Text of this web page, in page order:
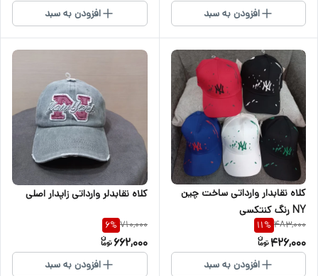
افزودن به سبد افزودن به سبد
کلاه نقابدار وارداتی ساخت چین
NY رنگ کنتکسی
483,000
11%
426,000
افزودن به سبد
کلاه نقابدلر وارداتی زاپدار اصلی
710,000
6%
662,000
افزودن به سبد